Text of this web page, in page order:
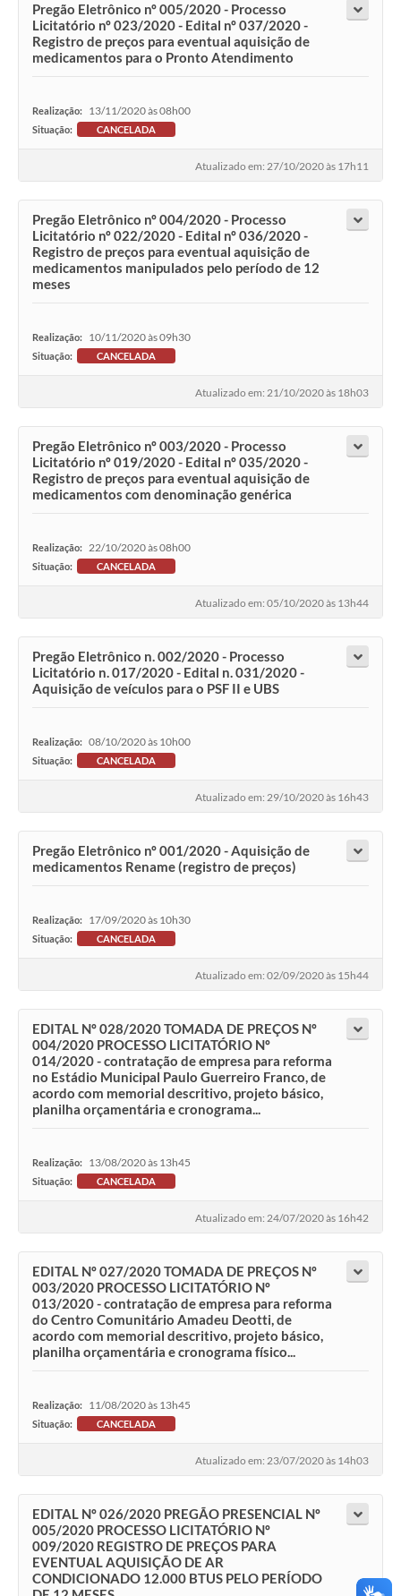
Pregão Eletrônico nº 005/2020 - Processo
Licitatório nº 023/2020 - Edital nº 037/2020 -
Registro de preços para eventual aquisição de
medicamentos para o Pronto Atendimento
Realização: 13/11/2020 às 08h00
Situação: CANCELADA
Atualizado em: 27/10/2020 às 17h11
Pregão Eletrônico nº 004/2020 - Processo
Licitatório nº 022/2020 - Edital nº 036/2020 -
Registro de preços para eventual aquisição de
medicamentos manipulados pelo período de 12
meses
Realização: 10/11/2020 às 09h30
Situação: CANCELADA
Atualizado em: 21/10/2020 às 18h03
Pregão Eletrônico nº 003/2020 - Processo
Licitatório nº 019/2020 - Edital nº 035/2020 -
Registro de preços para eventual aquisição de
medicamentos com denominação genérica
Realização: 22/10/2020 às 08h00
Situação: CANCELADA
Atualizado em: 05/10/2020 às 13h44
Pregão Eletrônico n. 002/2020 - Processo
Licitatório n. 017/2020 - Edital n. 031/2020 -
Aquisição de veículos para o PSF II e UBS
Realização: 08/10/2020 às 10h00
Situação: CANCELADA
Atualizado em: 29/10/2020 às 16h43
Pregão Eletrônico nº 001/2020 - Aquisição de
medicamentos Rename (registro de preços)
Realização: 17/09/2020 às 10h30
Situação: CANCELADA
Atualizado em: 02/09/2020 às 15h44
EDITAL Nº 028/2020 TOMADA DE PREÇOS Nº
004/2020 PROCESSO LICITATÓRIO Nº
014/2020 - contratação de empresa para reforma
no Estádio Municipal Paulo Guerreiro Franco, de
acordo com memorial descritivo, projeto básico,
planilha orçamentária e cronograma...
Realização: 13/08/2020 às 13h45
Situação: CANCELADA
Atualizado em: 24/07/2020 às 16h42
EDITAL Nº 027/2020 TOMADA DE PREÇOS Nº
003/2020 PROCESSO LICITATÓRIO Nº
013/2020 - contratação de empresa para reforma
do Centro Comunitário Amadeu Deotti, de
acordo com memorial descritivo, projeto básico,
planilha orçamentária e cronograma físico...
Realização: 11/08/2020 às 13h45
Situação: CANCELADA
Atualizado em: 23/07/2020 às 14h03
EDITAL Nº 026/2020 PREGÃO PRESENCIAL Nº
005/2020 PROCESSO LICITATÓRIO Nº
009/2020 REGISTRO DE PREÇOS PARA
EVENTUAL AQUISIÇÃO DE AR
CONDICIONADO 12.000 BTUS PELO PERÍODO